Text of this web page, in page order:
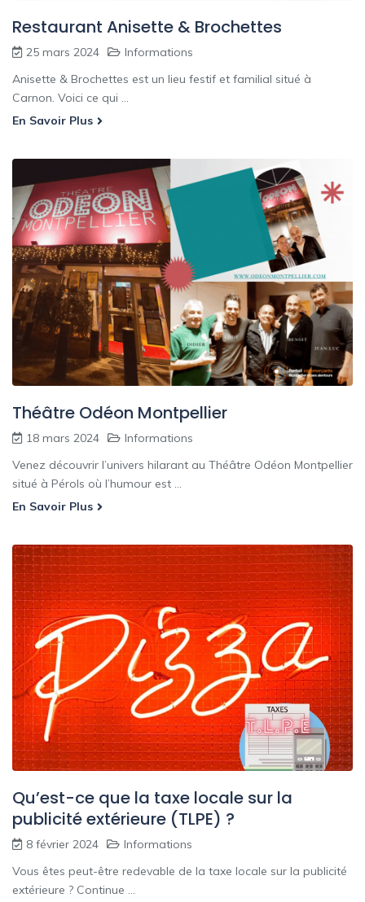
Restaurant Anisette & Brochettes
25 mars 2024
Informations
Anisette & Brochettes est un lieu festif et familial situé à
Carnon. Voici ce qui ...
En Savoir Plus
Théâtre Odéon Montpellier
18 mars 2024
Informations
Venez découvrir l’univers hilarant au Théâtre Odéon Montpellier
situé à Pérols où l’humour est ...
En Savoir Plus
Qu’est-ce que la taxe locale sur la
publicité extérieure (TLPE) ?
8 février 2024
Informations
Vous êtes peut-être redevable de la taxe locale sur la publicité
extérieure ? Continue ...